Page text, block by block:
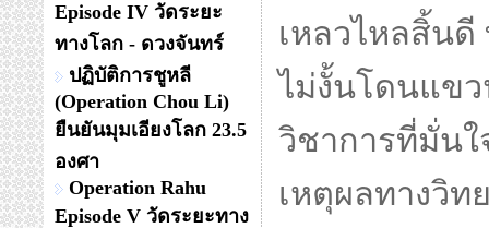
Episode IV วัดระยะ
ทางโลก - ดวงจันทร์
ปฏิบัติการชูหลี
(Operation Chou Li)
ยืนยันมุมเอียงโลก 23.5
องศา
Operation Rahu
Episode V วัดระยะทาง
เหลวไหลสิ้นดี
ไม่งั้นโดนแข
วิชาการที่มั่น
เหตุผลทางวิท